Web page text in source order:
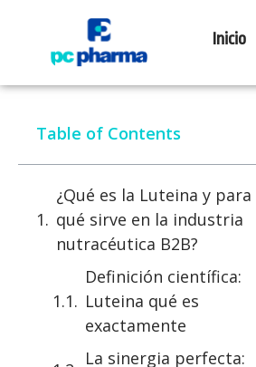
Inicio
Table of Contents
¿Qué es la Luteina y para
qué sirve en la industria
nutracéutica B2B?
Definición científica:
Luteina qué es
exactamente
La sinergia perfecta: